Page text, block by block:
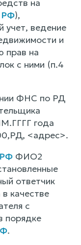
на
РФ),
учет, ведение
и
прав на
с ними (п.4
ФНС по РД
года
<адрес>.
ФИО2
ответчик
качестве
с
.